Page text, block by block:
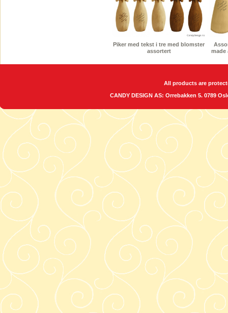
Piker med tekst i tre med blomster
assortert
made
All products are
CANDY DESIGN AS: Orrebakken 5. 0789